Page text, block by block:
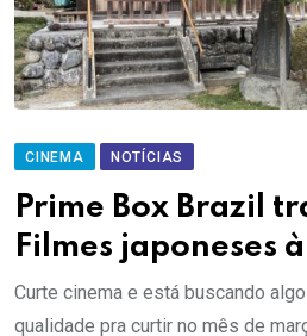
CINEMA NOTÍCIAS
Prime Box Brazil
Filmes japoneses
Curte cinema e está buscando
qualidade pra curtir no mês de